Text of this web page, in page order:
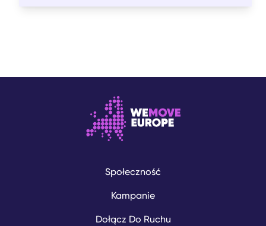
Społeczność
Kampanie
Dołącz Do Ruchu